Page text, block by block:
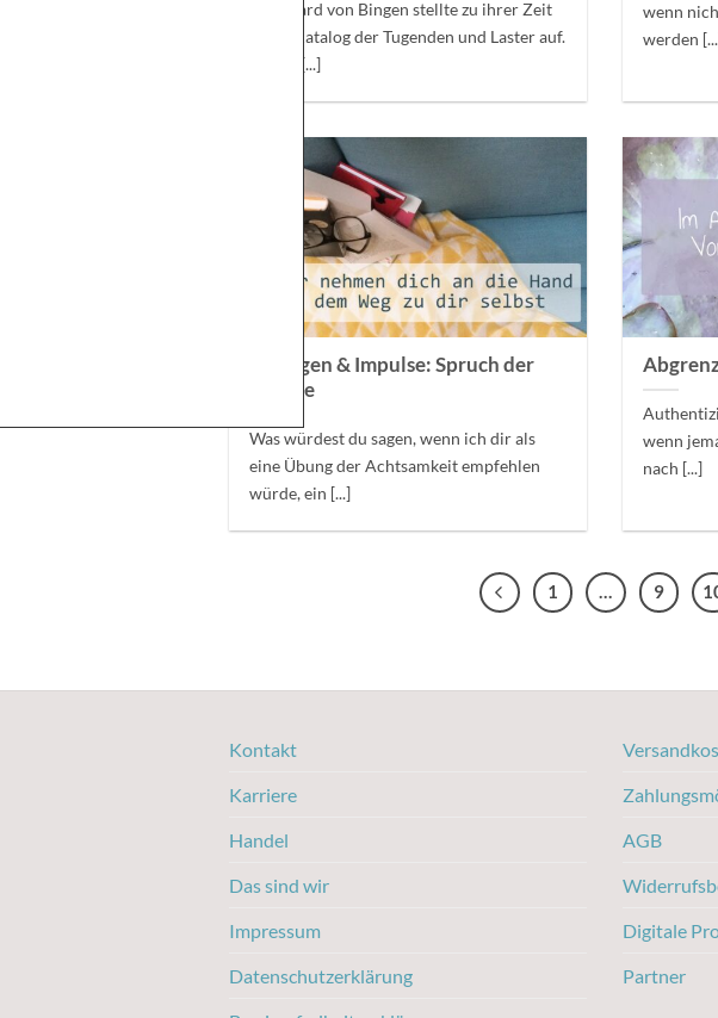
Hildegard von Bingen stellte zu ihrer Zeit
einen Katalog der Tugenden und Laster auf.
Hierin [...]
wenn
werden
Übungen & Impulse: Spruch der
Woche
Was würdest du sagen, wenn ich dir als
eine Übung der Achtsamkeit empfehlen
würde, ein [...]
wenn
nach [...]
1 … 9
Kontakt
Karriere
Handel
Das sind wir
Impressum
Datenschutzerklärung
AGB
Digitale
Partner